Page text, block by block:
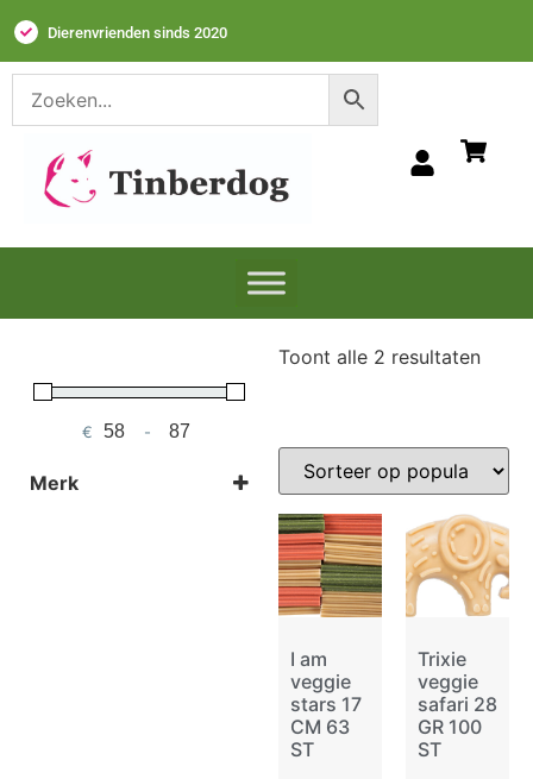
Dierenvrienden sinds 2020
€ Minimum Price
-Maximum Price
Merk
Toont alle 2 resultaten
I am
veggie
stars 17
CM 63
ST
Trixie
veggie
safari 28
GR 100
ST